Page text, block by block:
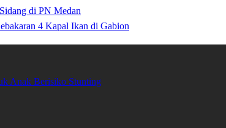
di PN Medan
4 Kapal Ikan di Gabion
Anak Berisiko Stunting